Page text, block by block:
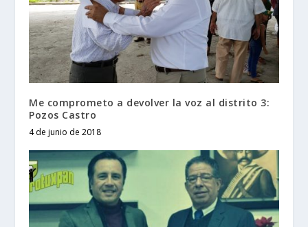
Me comprometo a devolver la voz al distrito 3:
Pozos Castro
4 de junio de 2018